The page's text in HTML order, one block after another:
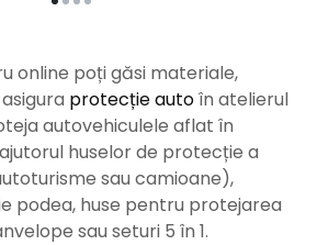
online poți găsi materiale,
protecție autoîn atelierul
autovehiculele aflat în
huselor de protecție a
sau camioane),
podea, huse pentru protejarea
sau seturi 5 în 1.